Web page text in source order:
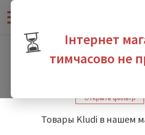
⏳
Інтернет
тимчасово не
Интернет-магазин сантехники - Производители -
Открыть фильтр
Товары Kludi в нашем